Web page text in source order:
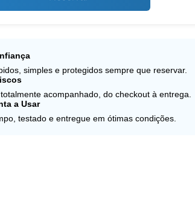
simples e protegidos sempre que reservar.
acompanhado, do checkout à entrega.
a Usar
testado e entregue em ótimas condições.